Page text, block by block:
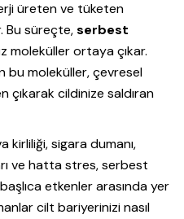
üreten ve tüketen
Bu süreçte,serbest
moleküller ortaya çıkar.
bu moleküller, çevresel
cildinize saldıran
kirliliği, sigara dumanı,
ve hatta stres, serbest
etkenler arasında yer
cilt bariyerinizi nasıl